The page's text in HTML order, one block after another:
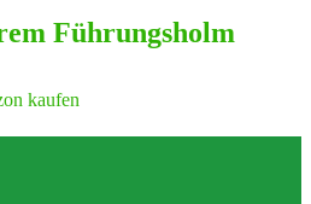
Führungsholm
kaufen